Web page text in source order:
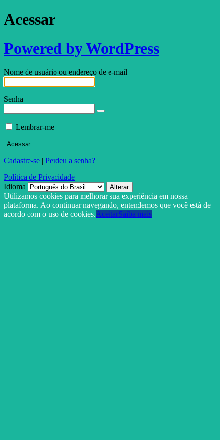
Acessar
Powered by WordPress
Nome de usuário ou endereço de e-mail
Senha
Lembrar-me
Cadastre-se | Perdeu a senha?
Política de Privacidade
Idioma
Utilizamos cookies para melhorar sua experiência em nossa
plataforma. Ao continuar navegando, entendemos que você está de
acordo com o uso de cookies.AceitarSaiba mais